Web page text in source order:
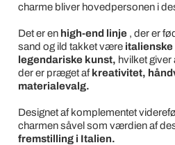
charme bliver hovedpersonen i
Det er en high-end linje, der er
sand og ild takket være
legendariske kunst, hvilket giver
der er præget afkreativitet,
materialevalg.
Designet af komplementet
charmen såvel som værdien af
fremstilling i Italien.